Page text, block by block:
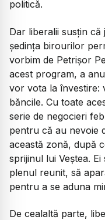
politică.
​Dar liberalii susțin
ședința birourilor
vorbim de Petrișor
acest program, a
vor vota la învestire:
băncile. Cu toate
serie de negocieri
pentru că au nevoie
această zonă, după
sprijinul lui Veștea.
plenul reunit, să
pentru a se aduna
​De cealaltă parte,